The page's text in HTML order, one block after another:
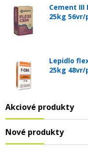
Cement III
25kg 56vr/
Lepidlo
25kg 48vr/
Akciové produkty
Nové produkty